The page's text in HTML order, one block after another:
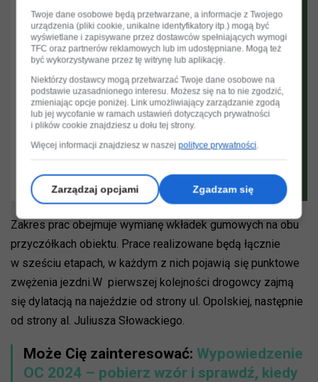
Zakres prac obejmuje wymianę wkładek gumowych na obu
przyczółkach obiektu. Prace realizowane będą łącznie
w sześciu etapach, w każdym z nich pojawią się punktowe
zwężenia jezdni.W pierwszej kolejności drogowcy zajmą
się dylatacją na najeździe od strony ul. Opolskiej, następnie
od strony al. Juliusza Słowackiego.
Może Cię zainteresować: Wypowiedzenie
OC 2024 – pobierz wzór i sprawdź, kiedy
Twoje dane osobowe będą przetwarzane, a informacje z Twojego
urządzenia (pliki cookie, unikalne identyfikatory itp.) mogą być
wyświetlane i zapisywane przez dostawców spełniających wymogi
TFC oraz partnerów reklamowych lub im udostępniane. Mogą też
być wykorzystywane przez tę witrynę lub aplikację.
Niektórzy dostawcy mogą przetwarzać Twoje dane osobowe na
podstawie uzasadnionego interesu. Możesz się na to nie zgodzić,
zmieniając opcje poniżej. Link umożliwiający zarządzanie zgodą
lub jej wycofanie w ramach ustawień dotyczących prywatności
i plików cookie znajdziesz u dołu tej strony.
Więcej informacji znajdziesz w naszejpolityce prywatności.
Zarządzaj opcjami Zgadzam się